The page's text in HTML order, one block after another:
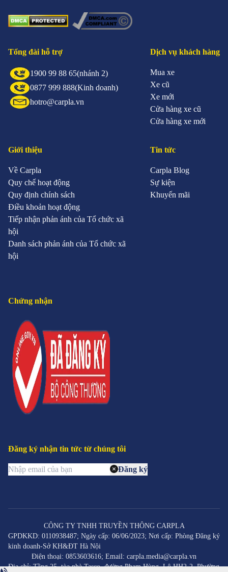
Tổng đài hỗ trợ
1900 99 88 65(nhánh 2)
0877 999 888(Kinh doanh)
hotro@carpla.vn
Dịch vụ khách hàng
Mua xe
Xe cũ
Xe mới
Cửa hàng xe cũ
Cửa hàng xe mới
Giới thiệu
Về Carpla
Quy chế hoạt động
Quy định chính sách
Điều khoản hoạt động
Tiếp nhận phản ánh của Tổ chức xã
hội
Danh sách phản ánh của Tổ chức xã
hội
Tin tức
Carpla Blog
Sự kiện
Khuyến mãi
Chứng nhận
Đăng ký nhận tin tức từ chúng tôi
Đăng ký
CÔNG TY TNHH TRUYỀN THÔNG CARPLA
GPDKKD: 0110938487; Ngày cấp: 06/06/2023; Nơi cấp: Phòng Đăng ký
kinh doanh-Sở KH&ĐT Hà Nội
Điện thoại: 0853603616; Email: carpla.media@carpla.vn
Địa chỉ: Tầng 25, tòa nhà Tasco, đường Phạm Hùng, Lô HH2-2, Phường